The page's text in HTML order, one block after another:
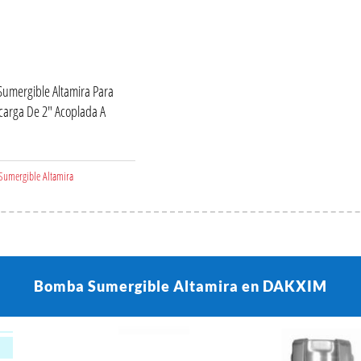
Altamira Para
De 2″ Acoplada A
Altamira
Bomba Sumergible Altamira en DAKXIM